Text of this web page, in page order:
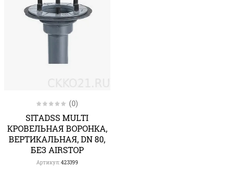
(0)
SITADSS MULTI
КРОВЕЛЬНАЯ ВОРОНКА,
ВЕРТИКАЛЬНАЯ, DN 80,
БЕЗ AIRSTOP
Артикул:423399